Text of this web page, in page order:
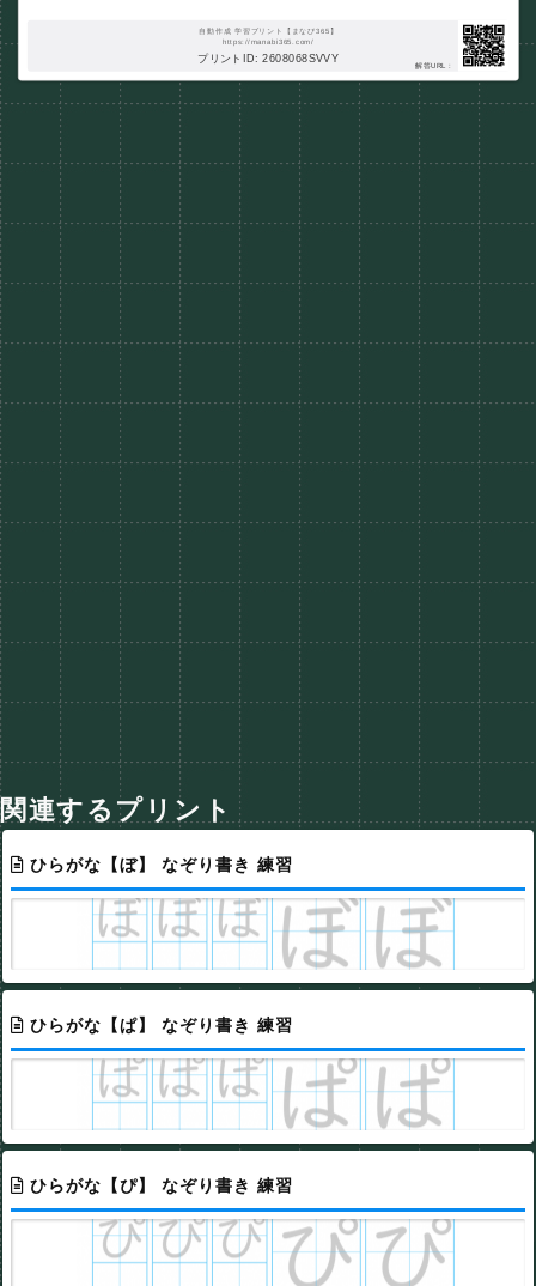
自動作成 学習プリント【まなび365】
https://manabi365.com/
プリントID: 2608068SVVY
解答URL :
関連するプリント
ひらがな【ぼ】 なぞり書き 練習
ひらがな【ぱ】 なぞり書き 練習
ひらがな【ぴ】 なぞり書き 練習